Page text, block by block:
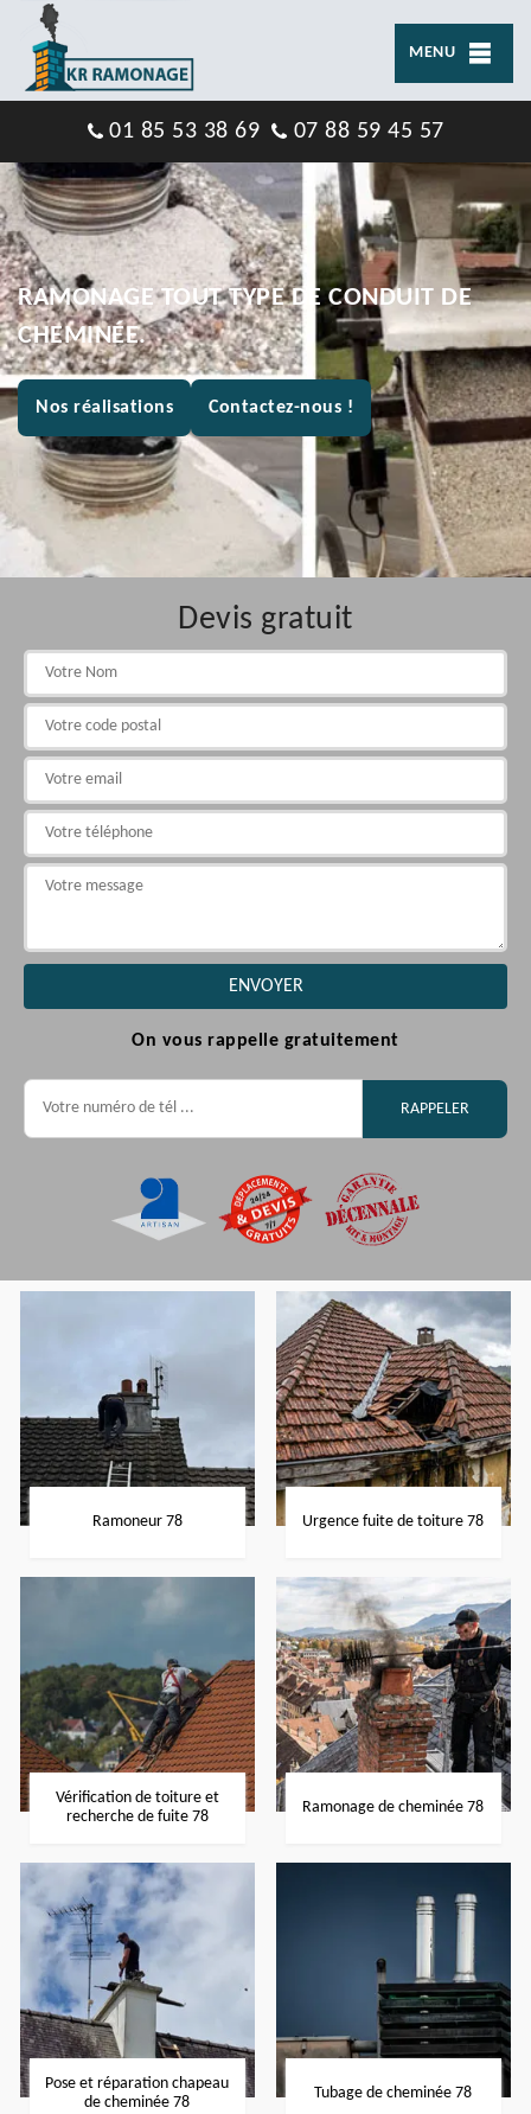
MENU
01 85 53 38 69 07 88 59 45 57
RAMONAGE TOUT TYPE DE CONDUIT DE
CHEMINÉE.
Nos réalisations Contactez-nous !
Devis gratuit
On vous rappelle gratuitement
Ramoneur 78 Urgence fuite de toiture 78
Vérification de toiture et
recherche de fuite 78
Ramonage de cheminée 78
Pose et réparation chapeau
de cheminée 78
Tubage de cheminée 78